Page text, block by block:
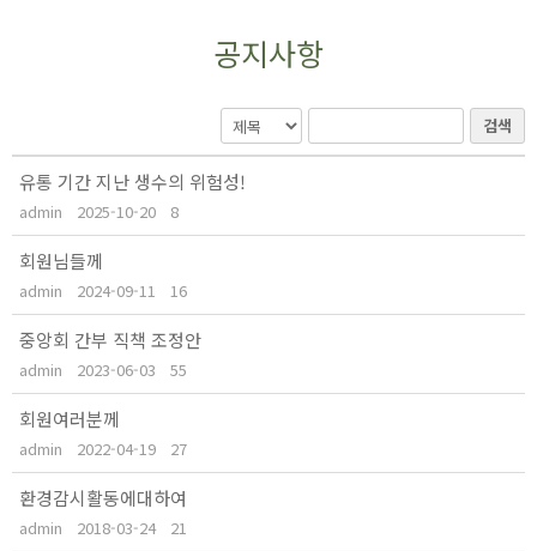
공지사항
검색
유통 기간 지난 생수의 위험성!
admin 2025-10-20 8
회원님들께
admin 2024-09-11 16
중앙회 간부 직책 조정안
admin 2023-06-03 55
회원여러분께
admin 2022-04-19 27
환경감시활동에대하여
admin 2018-03-24 21